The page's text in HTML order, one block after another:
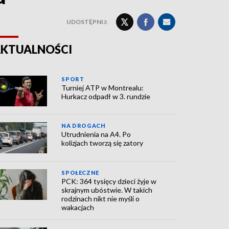
UDOSTĘPNIJ:
SPORT
Turniej ATP w Montrealu:
Hurkacz odpadł w 3. rundzie
NA DROGACH
Utrudnienia na A4. Po
kolizjach tworzą się zatory
SPOŁECZNE
PCK: 364 tysięcy dzieci żyje w
skrajnym ubóstwie. W takich
rodzinach nikt nie myśli o
wakacjach